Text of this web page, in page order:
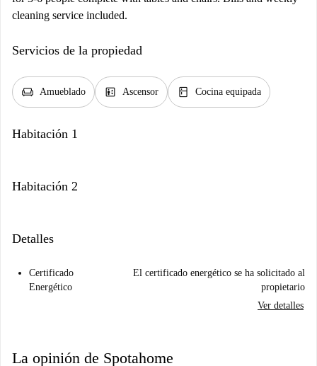
cleaning service included.
Servicios de la propiedad
chair Amueblado elevator Ascensor kitchen Cocina equipada
Habitación 1
Habitación 2
Detalles
Certificado
Energético
El certificado energético se ha solicitado al
propietario
Ver detalles
La opinión de Spotahome